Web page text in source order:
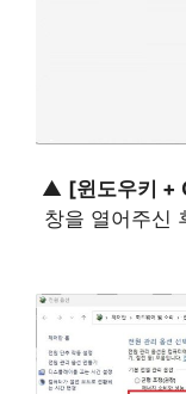
▲ [윈도우키 +
창을 열어주신